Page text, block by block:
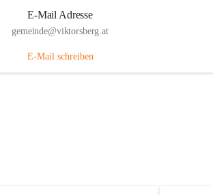
E-Mail Adresse
gemeinde@viktorsberg.at
E-Mail schreiben